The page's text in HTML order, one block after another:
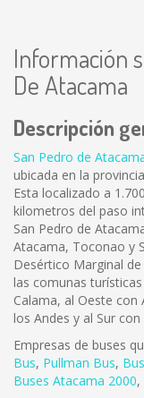
Información
De Atacama
Descripción
San Pedro de
ubicada en la
Esta localizado a
kilometros del paso
San Pedro de
Atacama, Toconao y
Desértico Marginal
las comunas
Calama, al Oeste con
los Andes y al Sur con
Empresas de buses
Bus, Pullman Bus,
Buses Atacama 2000,